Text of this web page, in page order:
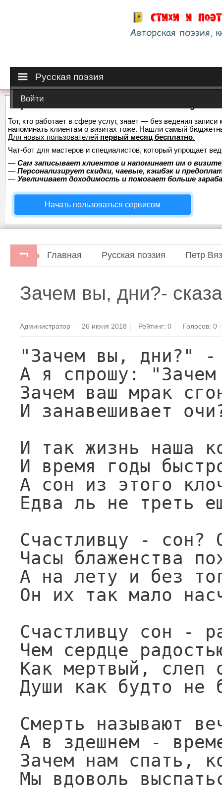
Русская поэзия
Войти
Тот, кто работает в сфере услуг, знает — без ведения
напоминать клиентам о визитах тоже. Нашли самый
Для новых пользователей первый месяц бесплатно.
Чат-бот для мастеров и специалистов, который упрощает
— Сам записывает клиентов и напоминает им о
— Персонализирует скидки, чаевые, кэшбэк и
— Увеличивает доходимость и помогает больше
Начать пользоваться сервисом
Главная Русская поэзия Петр
Зачем вы, дни?-
Администратор 26 июня 2018 Рейтинг:0 Голосов: 0
"Зачем вы, дни?" -
А я спрошу:
Зачем ваш мрак
И занавешивает
И так жизнь наша
И время годы
А сон из этого
Едва ль не треть
Счастливцу - сон?
Часы блаженства
А на лету и без
Он их так мало
Счастливцу сон -
Чем сердце
Как мертвый,
Души как будто не
Смерть называют
А в здешнем -
Зачем нам спать,
Мы вдоволь